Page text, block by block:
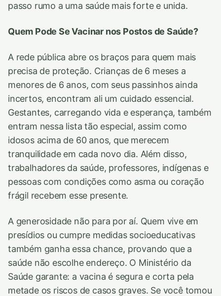
passo rumo a uma saúde mais forte e unida.
Quem Pode Se Vacinar nos Postos de Saúde?
A rede pública abre os braços para quem mais
precisa de proteção. Crianças de 6 meses a
menores de 6 anos, com seus passinhos ainda
incertos, encontram ali um cuidado essencial.
Gestantes, carregando vida e esperança, também
entram nessa lista tão especial, assim como
idosos acima de 60 anos, que merecem
tranquilidade em cada novo dia. Além disso,
trabalhadores da saúde, professores, indígenas e
pessoas com condições como asma ou coração
frágil recebem esse presente.
A generosidade não para por aí. Quem vive em
presídios ou cumpre medidas socioeducativas
também ganha essa chance, provando que a
saúde não escolhe endereço. O Ministério da
Saúde garante: a vacina é segura e corta pela
metade os riscos de casos graves. Se você tomou